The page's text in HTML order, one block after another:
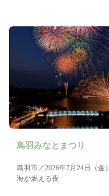
鳥羽みなとまつり
鳥羽市／2026年7月24日（金）
海が燃える夜